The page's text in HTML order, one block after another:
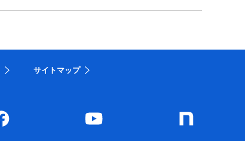
サイトマップ